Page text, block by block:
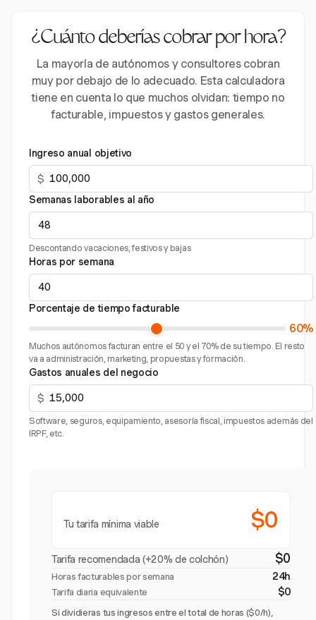
¿Cuánto deberías cobrar por hora?
La mayoría de autónomos y consultores cobran
muy por debajo de lo adecuado. Esta calculadora
tiene en cuenta lo que muchos olvidan: tiempo no
facturable, impuestos y gastos generales.
Ingreso anual objetivo
$
Semanas laborables al año
Descontando vacaciones, festivos y bajas
Horas por semana
Porcentaje de tiempo facturable
60%
Muchos autónomos facturan entre el 50 y el 70% de su tiempo. El resto
va a administración, marketing, propuestas y formación.
Gastos anuales del negocio
$
Software, seguros, equipamiento, asesoría fiscal, impuestos además del
IRPF, etc.
Tu tarifa mínima viable $0
Tarifa recomendada (+20% de colchón) $0
Horas facturables por semana 24h
Tarifa diaria equivalente $0
Si dividieras tus ingresos entre el total de horas ($0/h),